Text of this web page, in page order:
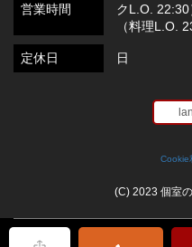
営業時間
クL.O.
（料理L.O.
定休日 日
Cookie
(C) 2023 個室